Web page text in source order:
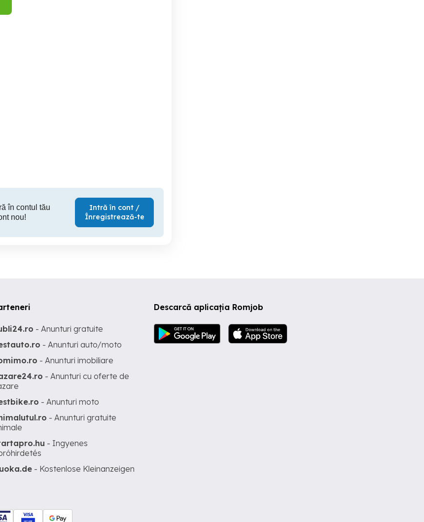
în contul tău
nou!
Intră în cont /
Înregistrează-te
Descarcă aplicația Romjob
- Anunturi gratuite
- Anunturi auto/moto
- Anunturi imobiliare
- Anunturi cu oferte de
- Anunturi moto
- Anunturi gratuite
- Ingyenes
- Kostenlose Kleinanzeigen